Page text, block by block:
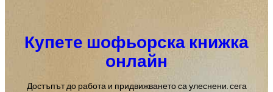
Купете шофьорска книжка
онлайн
Достъпът до работа и придвижването са улеснени. сега